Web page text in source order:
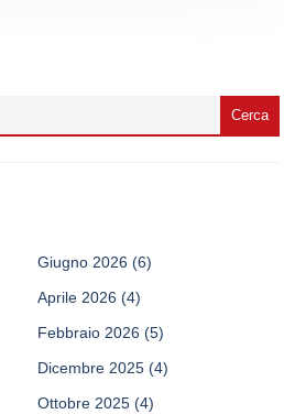
Giugno 2026 (6)
Aprile 2026 (4)
Febbraio 2026 (5)
Dicembre 2025 (4)
Ottobre 2025 (4)